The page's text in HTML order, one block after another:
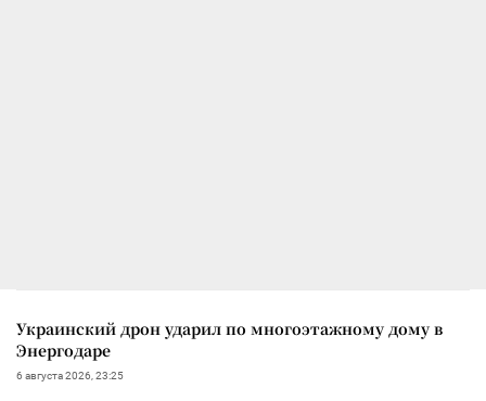
Украинский дрон ударил по многоэтажному дому в
Энергодаре
6 августа 2026, 23:25